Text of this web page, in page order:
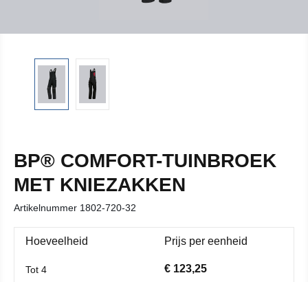
BP® COMFORT-TUINBROEK
MET KNIEZAKKEN
Artikelnummer 1802-720-32
Hoeveelheid Prijs per eenheid
Tot 4 € 123,25